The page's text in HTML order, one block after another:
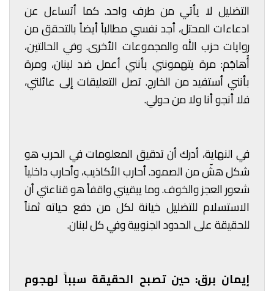
التضليل لا يأتي من طرف واحد. كما أتساءل عن
ادعاءات المحتل، أجد نفسي مطالباً أيضاً بالتحقق من
روايات حزب الله والمجموعات الأخرى. وفي الحالتين،
أُهاجَم: مرة يتهمونني بأنني أعمل ضد لبنان، ومرة
بأنني أستفيد من الخارج. تصل التعليقات إلى عائلتي،
فلا أنجو أنا ولا من حولي.
في النهاية، أدرك أن تدقيق المعلومات في الحرب هو
شكل هشّ من الصمود. أحارب الأكاذيب، وأحارب داخلياً
شعور العجز والخوف. وما يبقيني واقفاً هو قناعتي أن
الاستسلام للتضليل خيانة لكل من دفع حياته ثمناً
للحقيقة على الحدود الجنوبية وفي كل لبنان.
إيمان برق: حين تصبح الحقيقة سبباً لهجوم